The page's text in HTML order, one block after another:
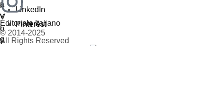
Editoriale Italiano
© 2014-2025
All Rights Reserved
LinkedIn
Pinterest